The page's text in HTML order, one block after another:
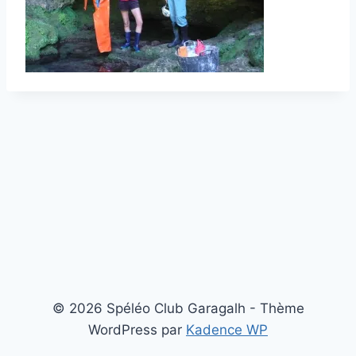
© 2026 Spéléo Club Garagalh - Thème
WordPress par Kadence WP